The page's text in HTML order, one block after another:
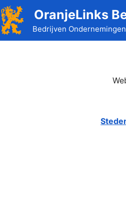
Ga
naar
de
inhoud
OranjeLinks
Bedrijven